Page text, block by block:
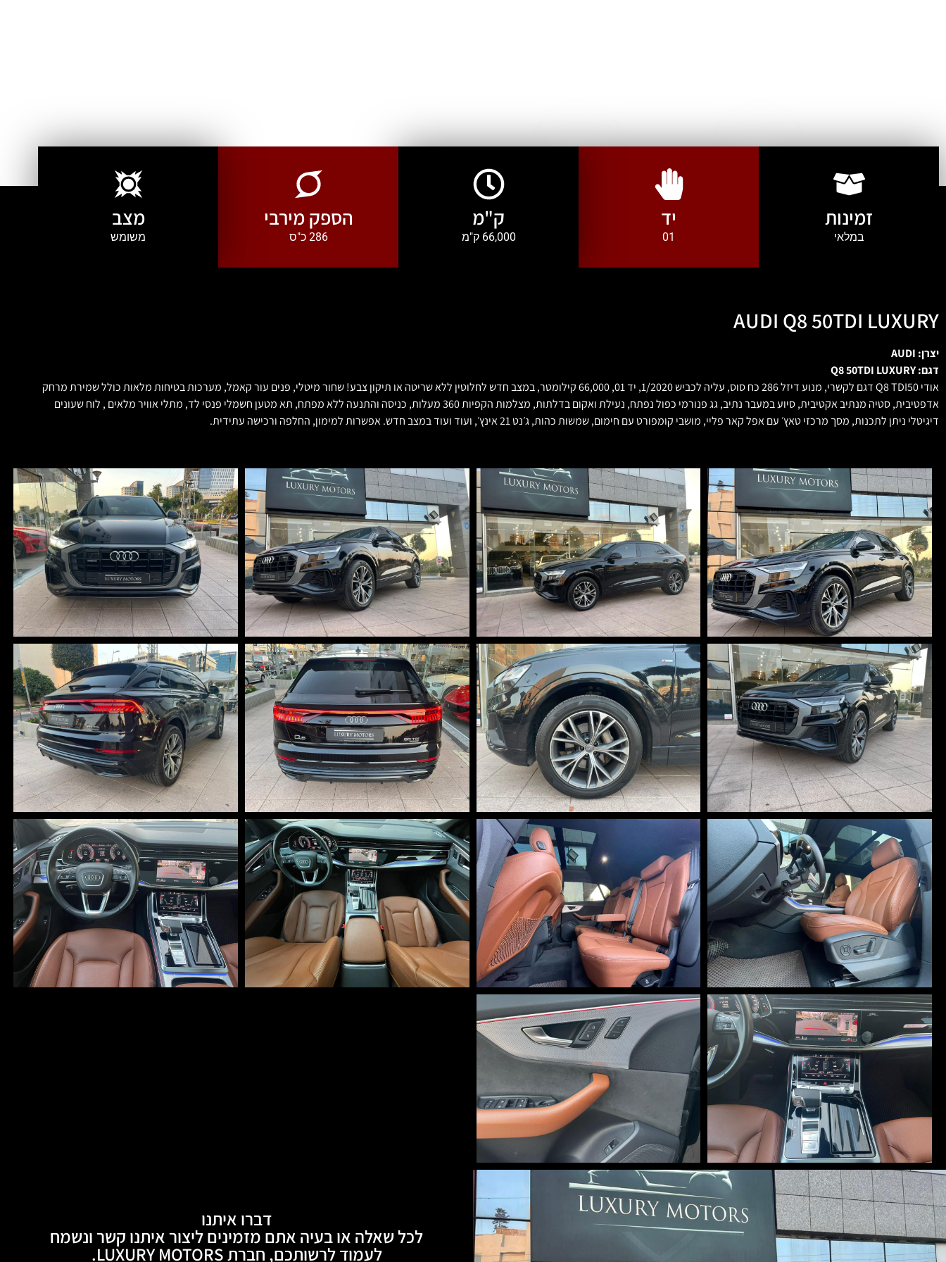
זמינות
במלאי
יד
01
ק"מ
66,000 ק"מ
הספק מירבי
286 כ"ס
מצב
משומש
AUDI Q8 50TDI LUXURY
יצרן: AUDI
דגם: Q8 50TDI LUXURY
אודי Q8 TDI50 דגם לקשרי, מנוע דיזל 286 כח סוס, עליה לכביש 1/2020, יד 01, 66,000 קילומטר, במצב חדש לחלוטין ללא שריטה או תיקון צבע! שחור מיטלי, פנים עור קאמל, מערכות בטיחות מלאות כולל שמירת מרחק
אדפטיבית, סטיה מנתיב אקטיבית, סיוע במעבר נתיב, גג פנורמי כפול נפתח, נעילת ואקום בדלתות, מצלמות הקפיות 360 מעלות, כניסה והתנעה ללא מפתח, תא מטען חשמלי פנסי לד, מתלי אוויר מלאים , לוח שעונים
דיגיטלי ניתן לתכנות, מסך מרכזי טאץ׳ עם אפל קאר פליי, מושבי קומפורט עם חימום, שמשות כהות, ג׳נט 21 אינץ׳, ועוד ועוד במצב חדש. אפשרות למימון, החלפה ורכישה עתידית.
דברו איתנו
לכל שאלה או בעיה אתם מזמינים ליצור איתנו קשר ונשמח
לעמוד לרשותכם, חברת LUXURY MOTORS.